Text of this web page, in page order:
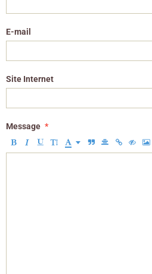
E-mail
Site Internet
Message